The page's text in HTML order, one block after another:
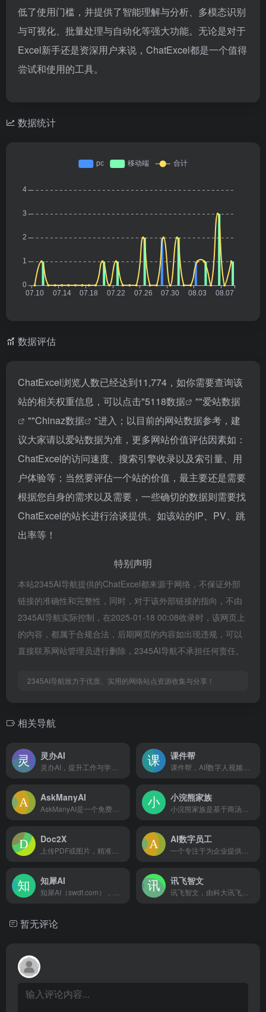
低了使用门槛，并提供了智能理解与分析、多模态识别
与可视化、批量处理与自动化等强大功能。无论是对于
Excel新手还是资深用户来说，ChatExcel都是一个值得
尝试和使用的工具。
数据统计
数据评估
ChatExcel浏览人数已经达到11,774，如你需要查询该
站的相关权重信息，可以点击"5118数据 ""爱站数据
""Chinaz数据
"进入；以目前的网站数据参考，建
议大家请以爱站数据为准，更多网站价值评估因素如：
ChatExcel的访问速度、搜索引擎收录以及索引量、用
户体验等；当然要评估一个站的价值，最主要还是需要
根据您自身的需求以及需要，一些确切的数据则需要找
ChatExcel的站长进行洽谈提供。如该站的IP、PV、跳
出率等！
特别声明
本站2345AI导航提供的ChatExcel都来源于网络，不保证外部
链接的准确性和完整性，同时，对于该外部链接的指向，不由
2345AI导航实际控制，在2025-01-18 00:08收录时，该网页上
的内容，都属于合规合法，后期网页的内容如出现违规，可以
直接联系网站管理员进行删除，2345AI导航不承担任何责任。
2345AI导航致力于优质、实用的网络站点资源收集与分享！
相关导航
灵办AI 课件帮
AskManyAI 小浣熊家族
Doc2X AI数字员工
知犀AI 讯飞智文
暂无评论